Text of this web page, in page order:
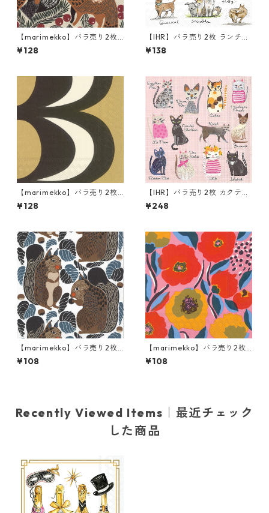
【marimekko】バラ売り2枚
ランチサイズ ペーパーナプキ
ン KETUNMARJA リネン
¥128
【IHR】バラ売り2枚 ランチサ
イズ ペーパーナプキン EMOTI
ON DOGS ホワイト Anita Jer
¥138
【marimekko】バラ売り2枚
ランチサイズ ペーパーナプキ
ン KAIVO ブラック×クリーム
¥128
【IHR】バラ売り2枚 カクテル
サイズ ペーパーナプキン CO
OL CATS ピンク
¥248
【marimekko】バラ売り2枚
カクテルサイズ ペーパーナプ
キン KURRE ブラウンxブラッ
¥108
【marimekko】バラ売り2枚
カクテルサイズ ペーパーナプ
キン ROSARIUM ローズ
¥108
Recently Viewed Items｜最近チェック
した商品